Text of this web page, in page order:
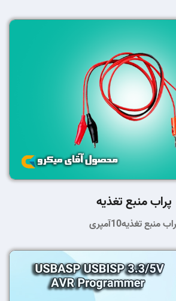
پراب منبع تغذیه
منبع تغذیه10آمپری